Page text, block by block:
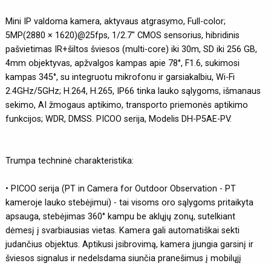
Mini IP valdoma kamera, aktyvaus atgrasymo, Full-color;
5MP(2880 × 1620)@25fps, 1/2.7" CMOS sensorius, hibridinis
pašvietimas IR+šiltos šviesos (multi-core) iki 30m, SD iki 256 GB,
4mm objektyvas, apžvalgos kampas apie 78°, F1.6, sukimosi
kampas 345°, su integruotu mikrofonu ir garsiakalbiu, Wi-Fi
2.4GHz/5GHz; H.264, H.265, IP66 tinka lauko sąlygoms, išmanaus
sekimo, AI žmogaus aptikimo, transporto priemonės aptikimo
funkcijos; WDR, DMSS. PICOO serija, Modelis DH-P5AE-PV.
Trumpa techninė charakteristika:
• PICOO serija (PT in Camera for Outdoor Observation - PT
kameroje lauko stebėjimui) - tai visoms oro sąlygoms pritaikyta
apsauga, stebėjimas 360° kampu be aklųjų zonų, sutelkiant
dėmesį į svarbiausias vietas. Kamera gali automatiškai sekti
judančius objektus. Aptikusi įsibrovimą, kamera įjungia garsinį ir
šviesos signalus ir nedelsdama siunčia pranešimus į mobilųjį